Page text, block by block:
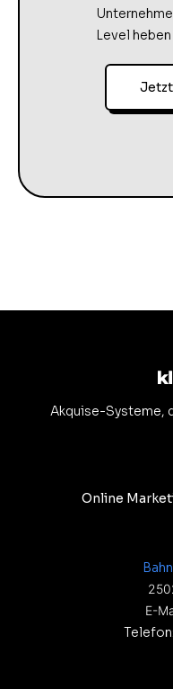
Level heben
Akquise-Systeme,
Online
E-
Telefon: